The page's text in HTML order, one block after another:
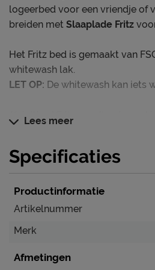
logeerbed voor een vriendje of
breiden met Slaaplade Fritz
Het Fritz bed is gemaakt van
whitewash lak.
LET OP: De whitewash kan iets
Kajuitbed Fritz wordt geleverd
Multi inzetbaar
Te combineren met
Je nieuwe kinderbed wil je
Lees meer
Specificaties
Productinformatie
Artikelnummer
Merk
Afmetingen